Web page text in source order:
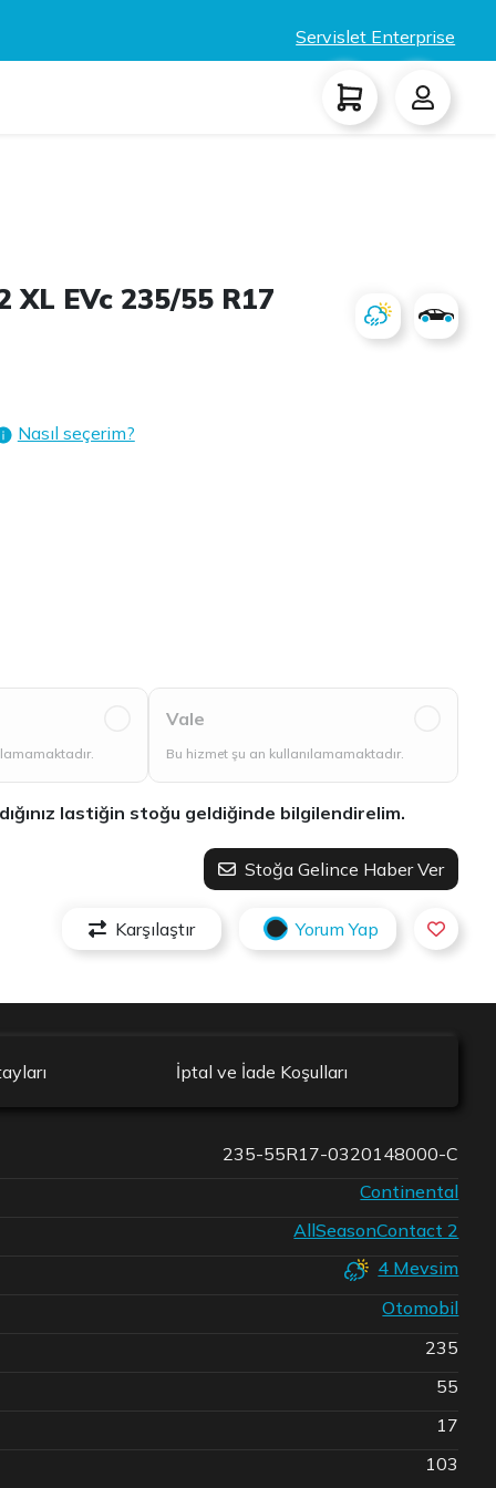
Servislet Enterprise
XL EVc 235/55 R17
Nasıl seçerim?
Vale
Bu hizmet şu an kullanılamamaktadır.
lastiğin stoğu geldiğinde bilgilendirelim.
Stoğa Gelince Haber Ver
Karşılaştır Yorum Yap
İptal ve İade Koşulları
235-55R17-0320148000-C
Continental
AllSeasonContact 2
4 Mevsim
Otomobil
235
55
17
103